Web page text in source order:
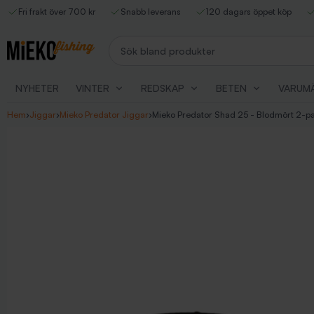
Fri frakt över 700 kr Snabb leverans 120 dagars öppet köp
NYHETER VINTER REDSKAP BETEN
Hem›Jiggar›Mieko Predator Jiggar›Mieko Predator Shad 25 - Blodmört 2-